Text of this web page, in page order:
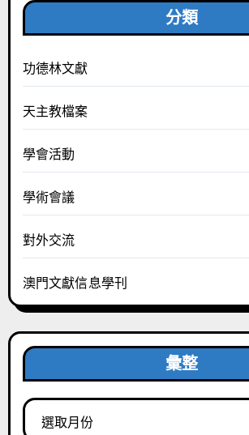
分類
功德林文獻
天主教檔案
學會活動
學術會議
對外交流
澳門文獻信息學刊
彙整
彙
整